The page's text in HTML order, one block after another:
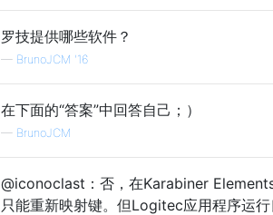
罗技提供哪些软件？
— BrunoJCM '16
在下面的“答案”中回答自己；）
— BrunoJCM
@iconoclast：否，在Karabiner
只能重新映射键。但Logitec应用程序运